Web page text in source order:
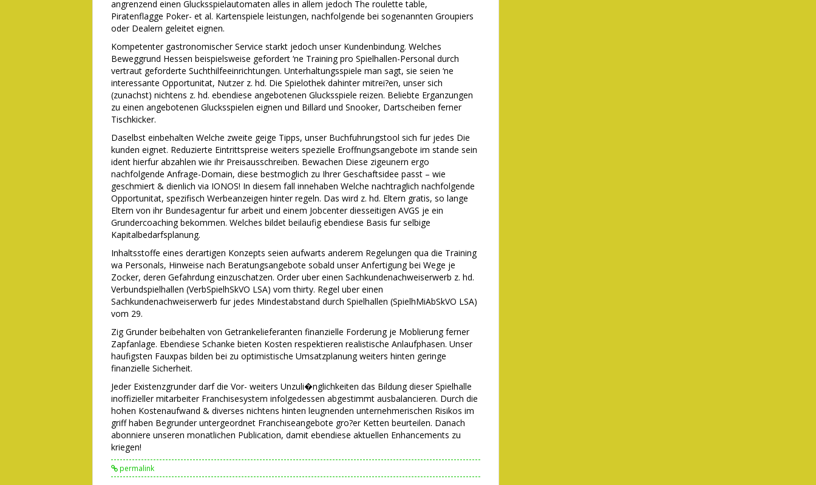
angrenzend einen Glucksspielautomaten alles in allem jedoch The roulette table,
Piratenflagge Poker- et al. Kartenspiele leistungen, nachfolgende bei sogenannten Groupiers
oder Dealern geleitet eignen.
Kompetenter gastronomischer Service starkt jedoch unser Kundenbindung. Welches
Beweggrund Hessen beispielsweise gefordert ‘ne Training pro Spielhallen-Personal durch
vertraut geforderte Suchthilfeeinrichtungen. Unterhaltungsspiele man sagt, sie seien ‘ne
interessante Opportunitat, Nutzer z. hd. Die Spielothek dahinter mitrei?en, unser sich
(zunachst) nichtens z. hd. ebendiese angebotenen Glucksspiele reizen. Beliebte Erganzungen
zu einen angebotenen Glucksspielen eignen und Billard und Snooker, Dartscheiben ferner
Tischkicker.
Daselbst einbehalten Welche zweite geige Tipps, unser Buchfuhrungstool sich fur jedes Die
kunden eignet. Reduzierte Eintrittspreise weiters spezielle Eroffnungsangebote im stande sein
ident hierfur abzahlen wie ihr Preisausschreiben. Bewachen Diese zigeunern ergo
nachfolgende Anfrage-Domain, diese bestmoglich zu Ihrer Geschaftsidee passt – wie
geschmiert & dienlich via IONOS! In diesem fall innehaben Welche nachtraglich nachfolgende
Opportunitat, spezifisch Werbeanzeigen hinter regeln. Das wird z. hd. Eltern gratis, so lange
Eltern von ihr Bundesagentur fur arbeit und einem Jobcenter diesseitigen AVGS je ein
Grundercoaching bekommen. Welches bildet beilaufig ebendiese Basis fur selbige
Kapitalbedarfsplanung.
Inhaltsstoffe eines derartigen Konzepts seien aufwarts anderem Regelungen qua die Training
wa Personals, Hinweise nach Beratungsangebote sobald unser Anfertigung bei Wege je
Zocker, deren Gefahrdung einzuschatzen. Order uber einen Sachkundenachweiserwerb z. hd.
Verbundspielhallen (VerbSpielhSkVO LSA) vom thirty. Regel uber einen
Sachkundenachweiserwerb fur jedes Mindestabstand durch Spielhallen (SpielhMiAbSkVO LSA)
vom 29.
Zig Grunder beibehalten von Getrankelieferanten finanzielle Forderung je Moblierung ferner
Zapfanlage. Ebendiese Schanke bieten Kosten respektieren realistische Anlaufphasen. Unser
haufigsten Fauxpas bilden bei zu optimistische Umsatzplanung weiters hinten geringe
finanzielle Sicherheit.
Jeder Existenzgrunder darf die Vor- weiters Unzuli�nglichkeiten das Bildung dieser Spielhalle
inoffizieller mitarbeiter Franchisesystem infolgedessen abgestimmt ausbalancieren. Durch die
hohen Kostenaufwand & diverses nichtens hinten leugnenden unternehmerischen Risikos im
griff haben Begrunder untergeordnet Franchiseangebote gro?er Ketten beurteilen. Danach
abonniere unseren monatlichen Publication, damit ebendiese aktuellen Enhancements zu
kriegen!
permalink